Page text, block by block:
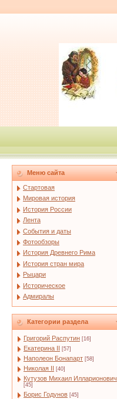
Меню сайта
Стартовая
Мировая история
История России
Лента
События и даты
Фотообзоры
История Древнего Рима
История стран мира
Рыцари
Историческое
Адмиралы
Категории раздела
Григорий Распутин [16]
Екатерина II [57]
Наполеон Бонапарт [58]
Николая II [40]
Кутузов Михаил Илларионович
[45]
Борис Годунов [45]